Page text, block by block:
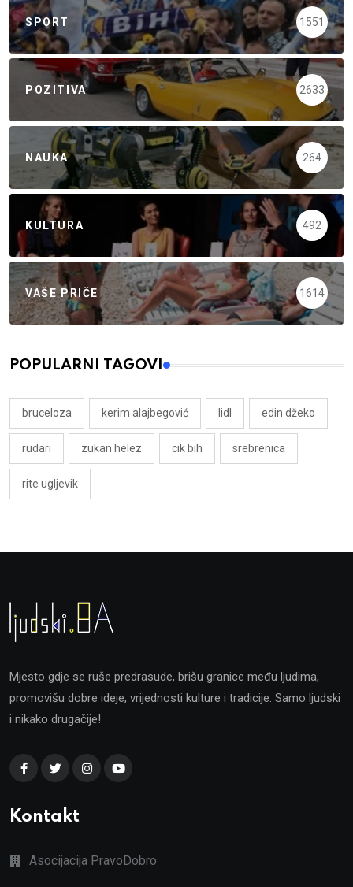
SPORT 1551
POZITIVA 2633
NAUKA 264
KULTURA 492
VAŠE PRIČE 1614
POPULARNI TAGOVI
bruceloza kerim alajbegović lidl edin džeko
rudari zukan helez cik bih srebrenica
rite ugljevik
Mjesto gdje se ruše predrasude, brišu granice među ljudima,
promovišu dobre ideje, vrijednosti kulture i tradicije. Samo ljudski
i nikako drugačije!
Kontakt
Asocijacija PravoDobro